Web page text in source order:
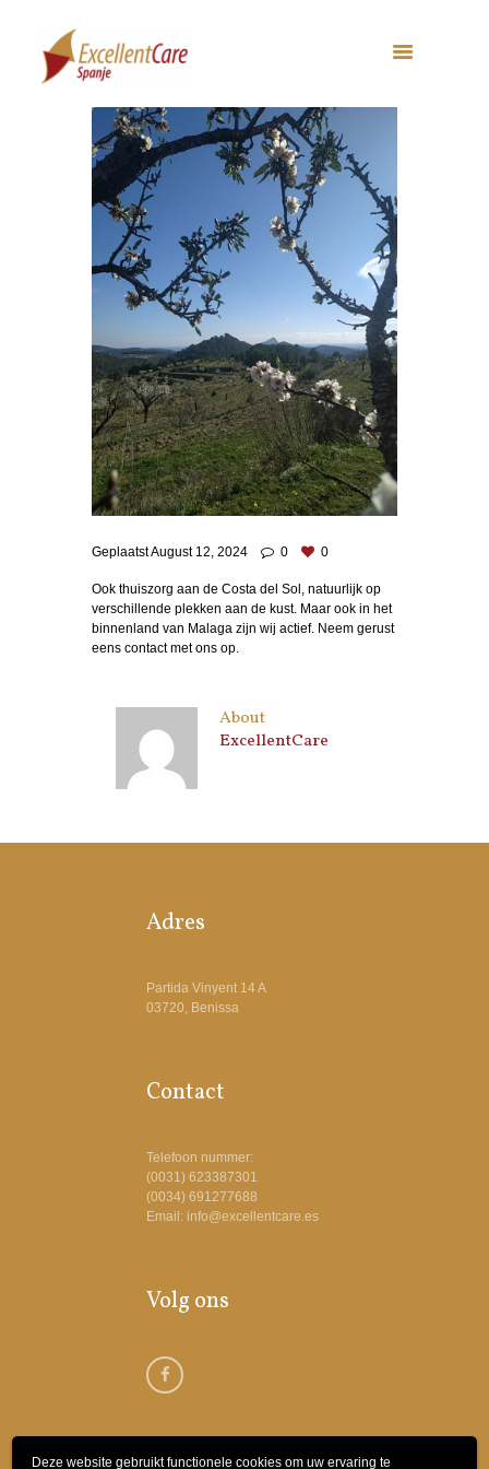
Deze website gebruikt functionele cookies om uw ervaring te
GeplaatstAugust 12, 2024 0 0
Ook thuiszorg aan de Costa del Sol, natuurlijk op
verschillende plekken aan de kust. Maar ook in het
binnenland van Malaga zijn wij actief. Neem gerust
eens contact met ons op.
About
ExcellentCare
Adres
Partida Vinyent 14 A
03720, Benissa
Contact
Telefoon nummer:
(0031) 623387301
(0034) 691277688
Email: info@excellentcare.es
Volg ons